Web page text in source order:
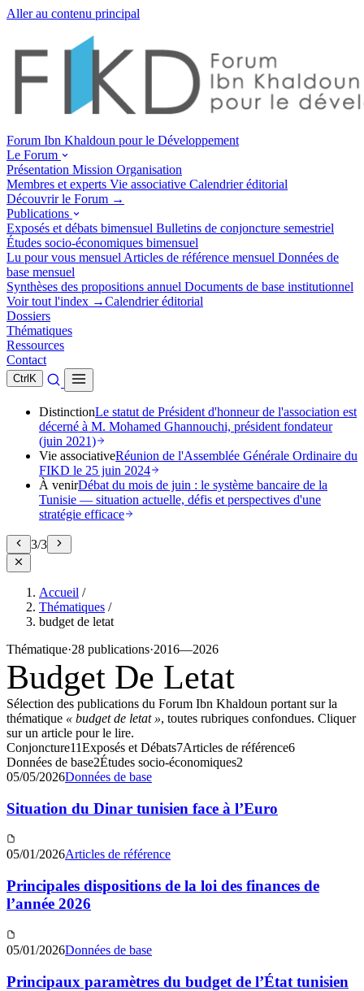
Aller au contenu principal
Forum Ibn Khaldoun pour le Développement
Le Forum
Présentation Mission Organisation
Membres et experts Vie associative Calendrier éditorial
Découvrir le Forum →
Publications
Exposés et débats bimensuel Bulletins de conjoncture semestriel
Études socio-économiques bimensuel
Lu pour vous mensuel Articles de référence mensuel Données de
base mensuel
Synthèses des propositions annuel Documents de base institutionnel
Voir tout l'index →Calendrier éditorial
Dossiers
Thématiques
Ressources
Contact
Ctrl K
DistinctionLe statut de Président d'honneur de l'association est
décerné à M. Mohamed Ghannouchi, président fondateur
(juin 2021)
Vie associativeRéunion de l'Assemblée Générale Ordinaire du
FIKD le 25 juin 2024
À venirDébat du mois de juin : le système bancaire de la
Tunisie — situation actuelle, défis et perspectives d'une
stratégie efficace
3/3
Accueil /
Thématiques /
budget de letat
Thématique·28 publications·2016—2026
Budget De Letat
Sélection des publications du Forum Ibn Khaldoun portant sur la
thématique « budget de letat », toutes rubriques confondues. Cliquer
sur un article pour le lire.
Conjoncture11Exposés et Débats7Articles de référence6
Données de base2Études socio-économiques2
05/05/2026Données de base
Situation du Dinar tunisien face à l’Euro
05/01/2026Articles de référence
Principales dispositions de la loi des finances de
l’année 2026
05/01/2026Données de base
Principaux paramètres du budget de l’État tunisien